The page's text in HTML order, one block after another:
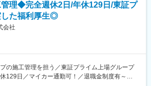
をもって腰を据えて働ける環境／
業も月30h程度と働きやすい環境です
ィス入退館システム管理で残業時間も削減！
っているほか、年末年始はしっかりとお休みを
メリハリをもった働き方が可能です。そのため
管理◆完全週休2日/年休129日/東証プ
した福利厚生◎
会社
の施工管理を担う／東証プライム上場グループ
129日／マイカー通勤可！／退職金制度有～